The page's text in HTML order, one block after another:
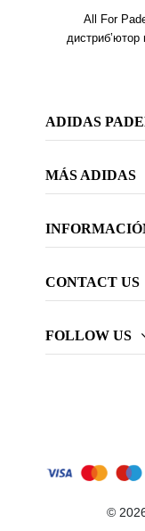
All For
дистриб’ютор
ADIDAS
MÁS ADIDAS
CONTACT US
FOLLOW US
©